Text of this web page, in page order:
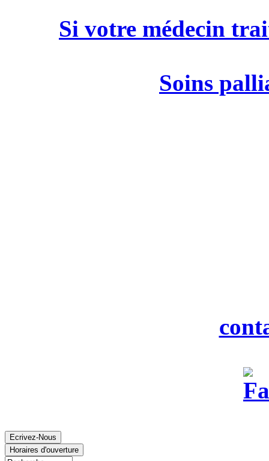
Si votre médecin
Soins